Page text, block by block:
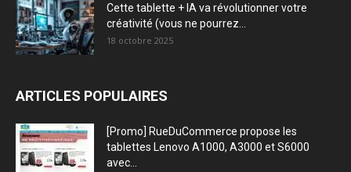
Cette tablette + IA va révolutionner votre
créativité (vous ne pourrez...
18 octobre 2025
ARTICLES POPULAIRES
[Promo] RueDuCommerce propose les
tablettes Lenovo A1000, A3000 et S6000
avec...